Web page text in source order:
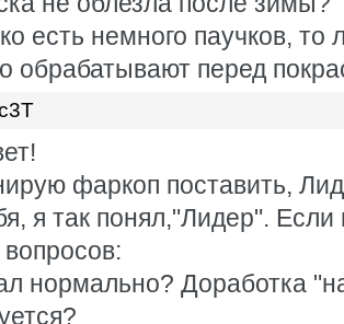
есть немного паучков, то
обрабатывают перед
фаркоп поставить,
я так понял,"Лидер". Если
нормально? Доработка